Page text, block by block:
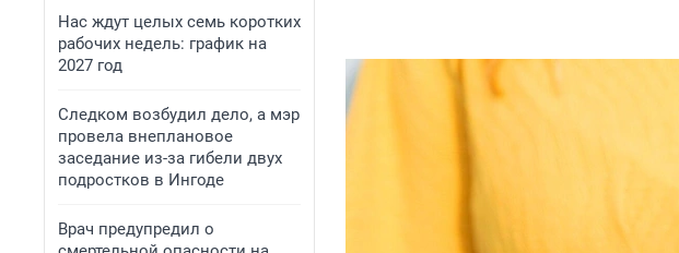
Нас ждут целых семь коротких
рабочих недель: график на
2027 год
Следком возбудил дело, а мэр
провела внеплановое
заседание из-за гибели двух
подростков в Ингоде
Врач предупредил о